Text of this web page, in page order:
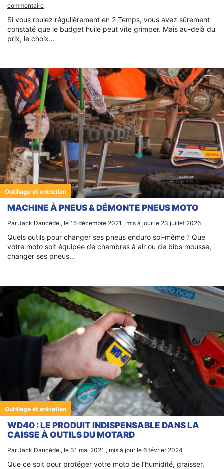
commentaire
Si vous roulez régulièrement en 2 Temps, vous avez sûrement
constaté que le budget huile peut vite grimper. Mais au-delà du
prix, le choix…
Outillage et entretien
MACHINE À PNEUS & DÉMONTE PNEUS MOTO
Par Jack Dancède , le 15 décembre 2021 , mis à jour le 23 juillet 2026
Quels outils pour changer ses pneus enduro soi-même ? Que
votre moto soit équipée de chambres à air ou de bibs mousse,
changer ses pneus…
Outillage et entretien
WD40 : LE PRODUIT INDISPENSABLE DANS LA
CAISSE À OUTILS DU MOTARD
Par Jack Dancède , le 31 mai 2021 , mis à jour le 6 février 2024
Que ce soit pour protéger votre moto de l’humidité, graisser,